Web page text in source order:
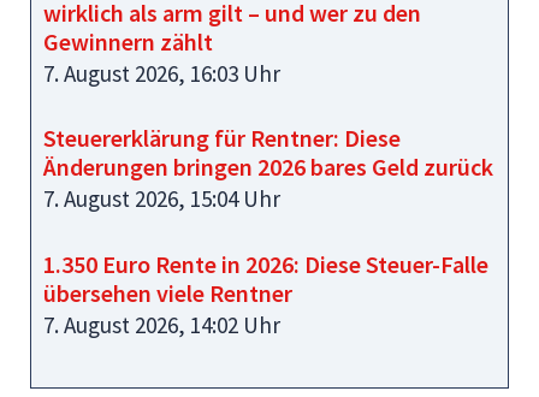
wirklich als arm gilt – und wer zu den
Gewinnern zählt
7. August 2026, 16:03 Uhr
Steuererklärung für Rentner: Diese
Änderungen bringen 2026 bares Geld zurück
7. August 2026, 15:04 Uhr
1.350 Euro Rente in 2026: Diese Steuer-Falle
übersehen viele Rentner
7. August 2026, 14:02 Uhr